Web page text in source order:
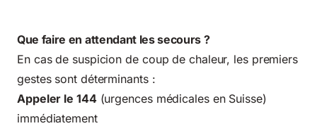
Que faire en attendant les secours ?
En cas de suspicion de coup de chaleur, les premiers
gestes sont déterminants :
Appeler le 144(urgences médicales en Suisse)
immédiatement